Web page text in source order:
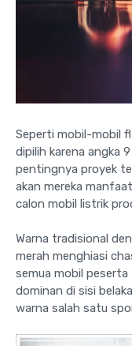
Seperti mobil-mobil
dipilih karena angka
pentingnya proyek
akan mereka
calon mobil listrik
Warna tradisional
merah menghiasi
semua mobil peserta
dominan di sisi
warna salah satu